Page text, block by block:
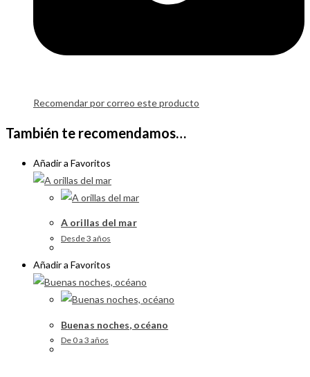
Recomendar por correo este producto
También te recomendamos…
Añadir a Favoritos
A orillas del mar
Desde 3 años
Añadir a Favoritos
Buenas noches, océano
De 0 a 3 años